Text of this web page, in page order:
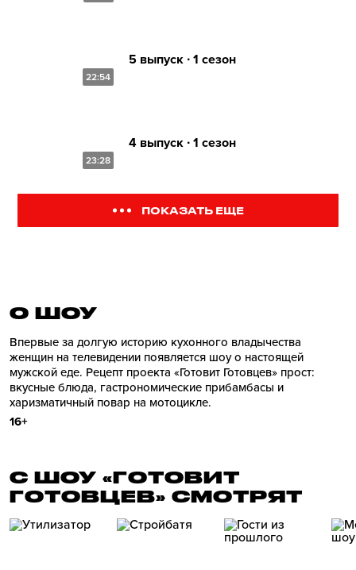
22:54
5 выпуск ∙ 1 сезон
23:28
4 выпуск ∙ 1 сезон
ПОКАЗАТЬ ЕЩЕ
О ШОУ
Впервые за долгую историю кухонного владычества
женщин на телевидении появляется шоу о настоящей
мужской еде. Рецепт проекта «Готовит Готовцев» прост:
вкусные блюда, гастрономические прибамбасы и
харизматичный повар на мотоцикле.
16+
С ШОУ «ГОТОВИТ
ГОТОВЦЕВ» СМОТРЯТ